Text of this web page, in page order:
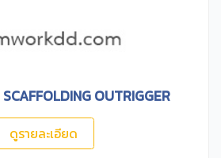
OUTRIGGER
ดูรายละเอียด